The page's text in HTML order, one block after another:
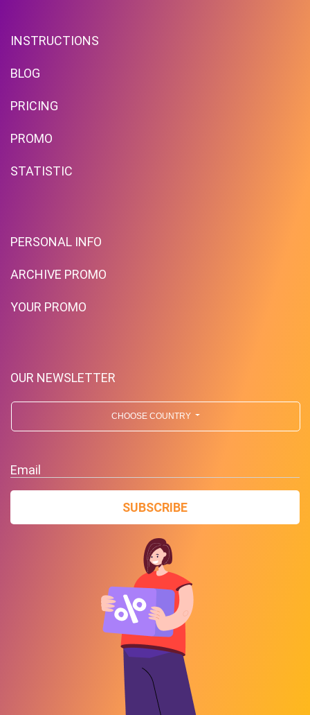
INSTRUCTIONS
BLOG
PRICING
PROMO
STATISTIC
PERSONAL INFO
ARCHIVE PROMO
YOUR PROMO
OUR NEWSLETTER
CHOOSE COUNTRY
Email
SUBSCRIBE